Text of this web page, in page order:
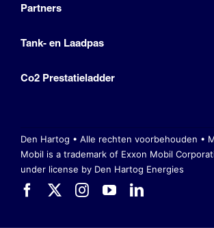
Partners
Tank- en Laadpas
Co2 Prestatieladder
Den Hartog • Alle rechten voorbehouden •
Mobil is a trademark of Exxon Mobil
under license by Den Hartog Energies